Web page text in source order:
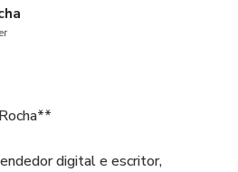
digital e escritor,